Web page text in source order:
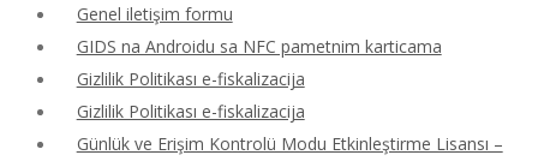
Genel iletişim formu
GIDS na Androidu sa NFC pametnim karticama
Gizlilik Politikası e-fiskalizacija
Gizlilik Politikası e-fiskalizacija
Günlük ve Erişim Kontrolü Modu Etkinleştirme Lisansı –